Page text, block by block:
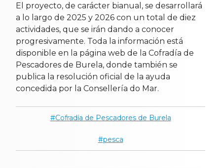
El proyecto, de carácter bianual, se desarrollará
a lo largo de 2025 y 2026 con un total de diez
actividades, que se irán dando a conocer
progresivamente. Toda la información está
disponible en la página web de la Cofradía de
Pescadores de Burela, donde también se
publica la resolución oficial de la ayuda
concedida por la Consellería do Mar.
Cofradía de Pescadores de Burela
pesca